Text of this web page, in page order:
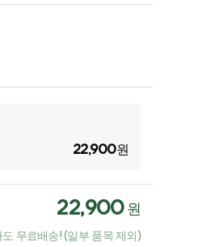
22,900원
무료배송! (일부 품목 제외)
22,900원